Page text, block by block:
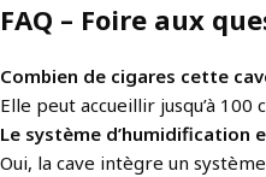
FAQ – Foire aux
Combien de cigares cette
Elle peut accueillir jusqu’à
Le système d’humidification
Oui, la cave intègre un